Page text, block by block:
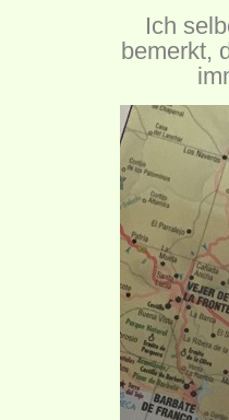
Ich
bemerkt,